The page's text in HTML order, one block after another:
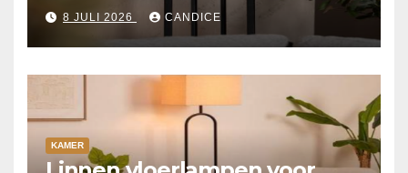
8 JULI 2026 CANDICE
KAMER